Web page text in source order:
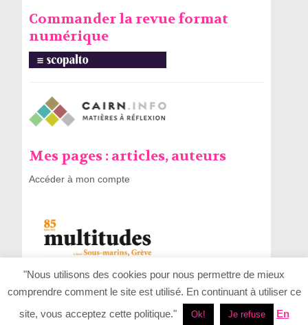
Commander la revue format
numérique
Mes pages : articles, auteurs
Accéder à mon compte
"Nous utilisons des cookies pour nous permettre de mieux
comprendre comment le site est utilisé. En continuant à utiliser ce
site, vous acceptez cette politique."
Ok! Je refuse En